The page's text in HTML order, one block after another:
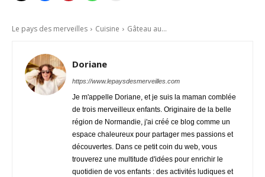
Le pays des merveilles Cuisine Gâteau au...
Doriane
https://www.lepaysdesmerveilles.com
Je m'appelle Doriane, et je suis la maman comblée
de trois merveilleux enfants. Originaire de la belle
région de Normandie, j'ai créé ce blog comme un
espace chaleureux pour partager mes passions et
découvertes. Dans ce petit coin du web, vous
trouverez une multitude d'idées pour enrichir le
quotidien de vos enfants : des activités ludiques et